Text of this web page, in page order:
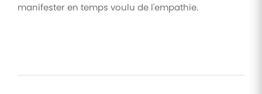
manifester en temps voulu de l'empathie.